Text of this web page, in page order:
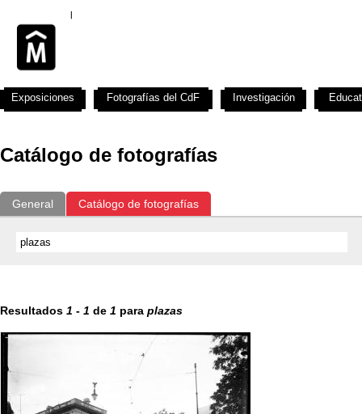
Catálogo de fotografías
General Catálogo de fotografías
Resultados 1 - 1 de 1 para plazas
Exposiciones Fotografías del CdF Investigación